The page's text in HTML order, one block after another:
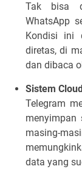
Tak bisa
WhatsApp
Kondisi ini
diretas, di
dan dibaca
Sistem
Telegram
menyimpan
masing-
data yang